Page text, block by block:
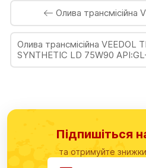
Олива трансмісійна
Олива трансмісійна VEEDOL
SYNTHETIC LD 75W90
Підпишіться
та отримуйте